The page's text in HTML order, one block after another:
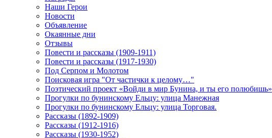
Наши Герои
Новости
Объявление
Окаянные дни
Отзывы
Повести и рассказы (1909-1911)
Повести и рассказы (1917-1930)
Под Серпом и Молотом
Поисковая игра "От частички к целому…"
Поэтический проект «Войди в мир Бунина, и ты его полюбишь»
Прогулки по бунинскому Ельцу: улица Манежная
Прогулки по бунинскому Ельцу: улица Торговая.
Рассказы (1892-1909)
Рассказы (1912-1916)
Рассказы (1930-1952)